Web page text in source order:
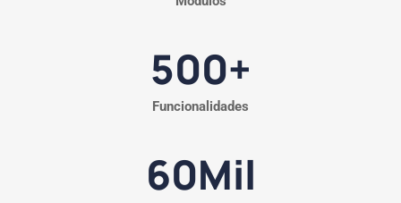
500+
Funcionalidades
60Mil